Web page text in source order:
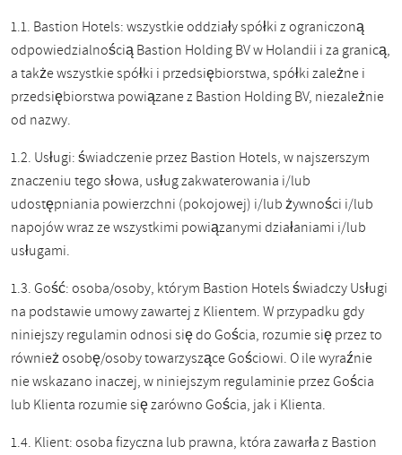
1.1. Bastion Hotels: wszystkie oddziały spółki z ograniczoną
odpowiedzialnością Bastion Holding BV w Holandii i za granicą,
a także wszystkie spółki i przedsiębiorstwa, spółki zależne i
przedsiębiorstwa powiązane z Bastion Holding BV, niezależnie
od nazwy.
1.2. Usługi: świadczenie przez Bastion Hotels, w najszerszym
znaczeniu tego słowa, usług zakwaterowania i/lub
udostępniania powierzchni (pokojowej) i/lub żywności i/lub
napojów wraz ze wszystkimi powiązanymi działaniami i/lub
usługami.
1.3. Gość: osoba/osoby, którym Bastion Hotels świadczy Usługi
na podstawie umowy zawartej z Klientem. W przypadku gdy
niniejszy regulamin odnosi się do Gościa, rozumie się przez to
również osobę/osoby towarzyszące Gościowi. O ile wyraźnie
nie wskazano inaczej, w niniejszym regulaminie przez Gościa
lub Klienta rozumie się zarówno Gościa, jak i Klienta.
1.4. Klient: osoba fizyczna lub prawna, która zawarła z Bastion